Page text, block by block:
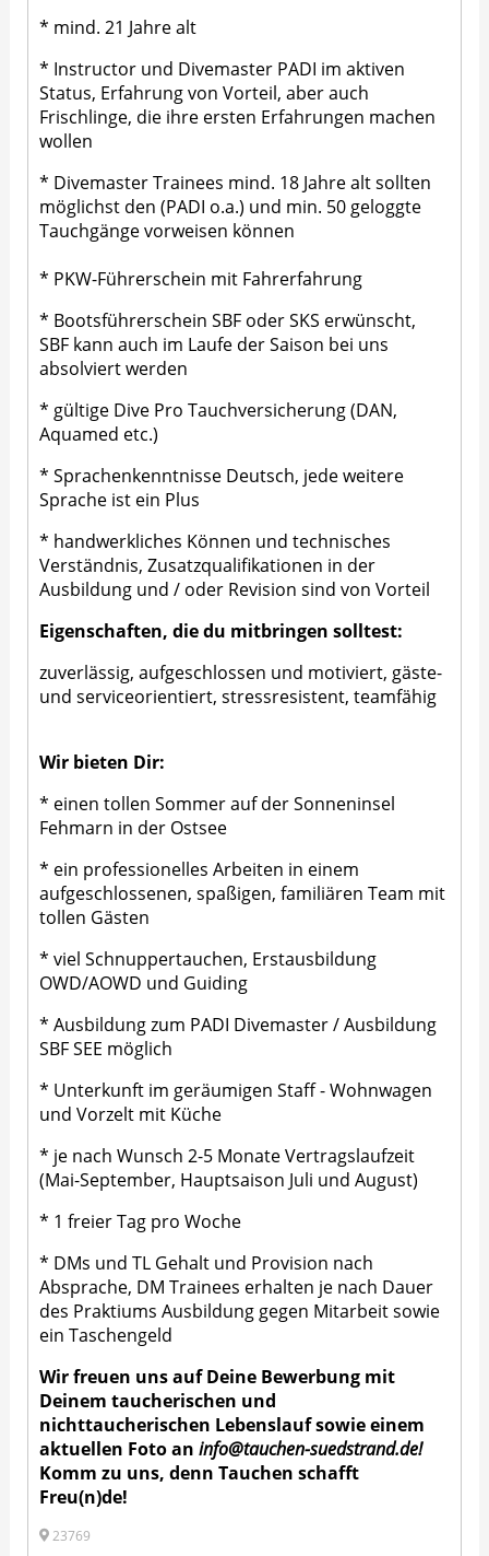
* mind. 21 Jahre alt
* Instructor und Divemaster PADI im aktiven
Status, Erfahrung von Vorteil, aber auch
Frischlinge, die ihre ersten Erfahrungen machen
wollen
* Divemaster Trainees mind. 18 Jahre alt sollten
möglichst den (PADI o.a.) und min. 50 geloggte
Tauchgänge vorweisen können
* PKW-Führerschein mit Fahrerfahrung
* Bootsführerschein SBF oder SKS erwünscht,
SBF kann auch im Laufe der Saison bei uns
absolviert werden
* gültige Dive Pro Tauchversicherung (DAN,
Aquamed etc.)
* Sprachenkenntnisse Deutsch, jede weitere
Sprache ist ein Plus
* handwerkliches Können und technisches
Verständnis, Zusatzqualifikationen in der
Ausbildung und / oder Revision sind von Vorteil
Eigenschaften, die du mitbringen solltest:
zuverlässig, aufgeschlossen und motiviert, gäste-
und serviceorientiert, stressresistent, teamfähig
Wir bieten Dir:
* einen tollen Sommer auf der Sonneninsel
Fehmarn in der Ostsee
* ein professionelles Arbeiten in einem
aufgeschlossenen, spaßigen, familiären Team mit
tollen Gästen
* viel Schnuppertauchen, Erstausbildung
OWD/AOWD und Guiding
* Ausbildung zum PADI Divemaster / Ausbildung
SBF SEE möglich
* Unterkunft im geräumigen Staff - Wohnwagen
und Vorzelt mit Küche
* je nach Wunsch 2-5 Monate Vertragslaufzeit
(Mai-September, Hauptsaison Juli und August)
* 1 freier Tag pro Woche
* DMs und TL Gehalt und Provision nach
Absprache, DM Trainees erhalten je nach Dauer
des Praktiums Ausbildung gegen Mitarbeit sowie
ein Taschengeld
Wir freuen uns auf Deine Bewerbung mit
Deinem taucherischen und
nichttaucherischen Lebenslauf sowie einem
aktuellen Foto aninfo@tauchen-suedstrand.de!
Komm zu uns, denn Tauchen schafft
Freu(n)de!
23769